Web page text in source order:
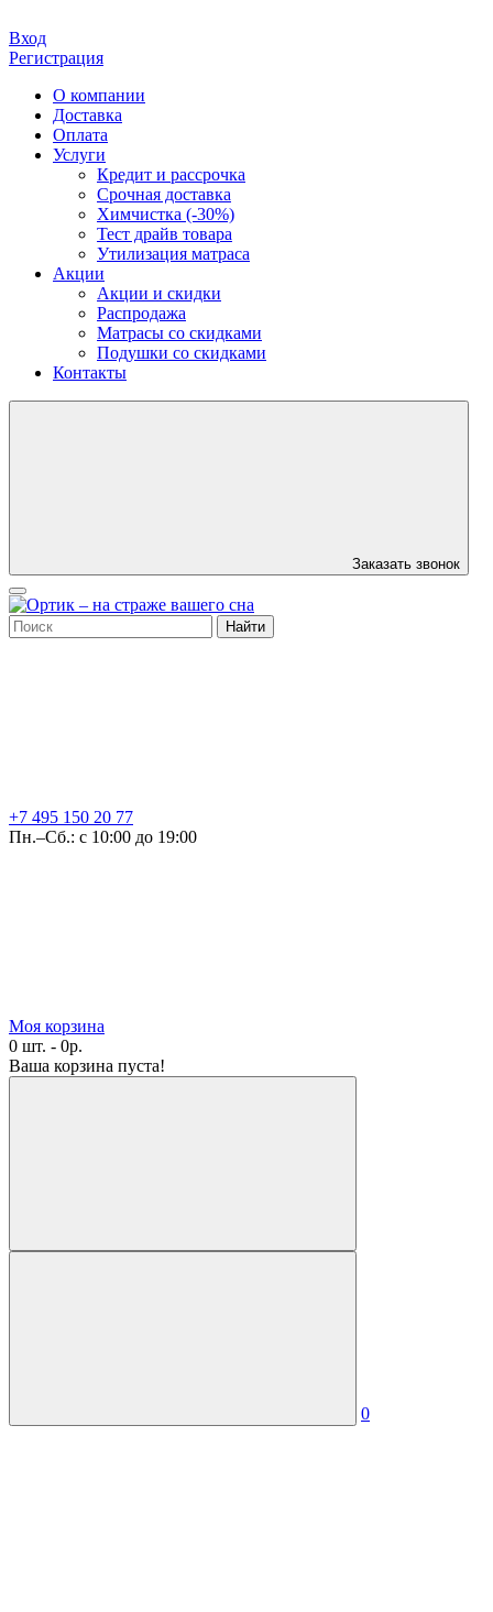
Вход
Регистрация
О компании
Доставка
Оплата
Услуги
Кредит и рассрочка
Срочная доставка
Химчистка (-30%)
Тест драйв товара
Утилизация матраса
Акции
Акции и скидки
Распродажа
Матрасы со скидками
Подушки со скидками
Контакты
Заказать звонок
Найти
+7 495 150 20 77
Пн.–Сб.: с 10:00 до 19:00
Моя корзина
0 шт. - 0р.
Ваша корзина пуста!
0